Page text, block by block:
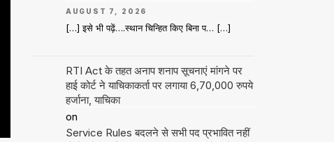
AUGUST 7, 2026
[…] इसे भी पढ़ें….स्थान चिन्हित किए बिना प… […]
RTI Act के तहत अनाप शनाप सूचनाएं मांगने पर
हाई कोर्ट ने याचिकाकर्ता पर लगाया 6,70,000 रुपये
हर्जाना, याचिका
on
Service Rules बदलने से सभी पद प्रभावित नहीं